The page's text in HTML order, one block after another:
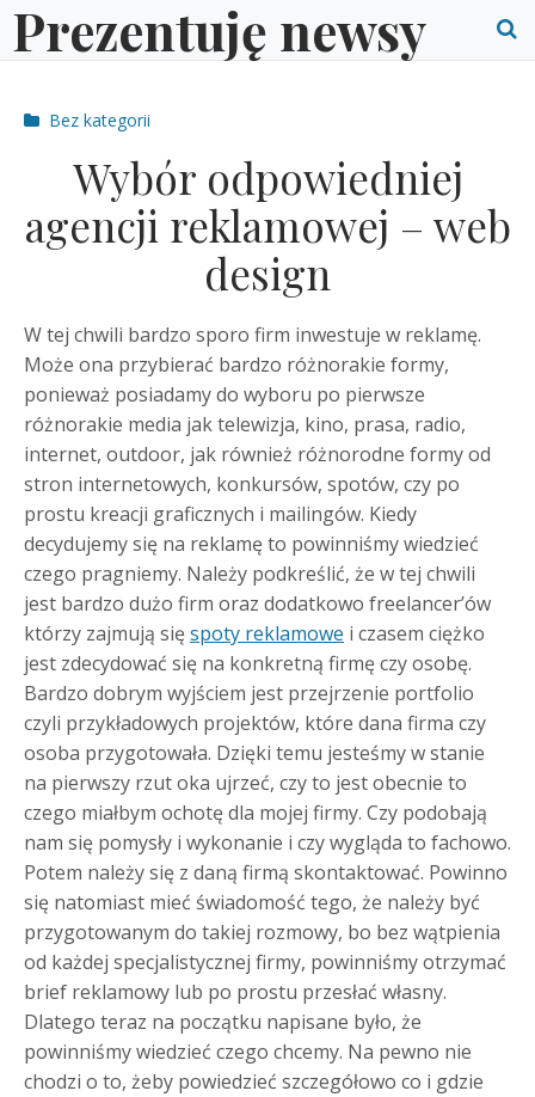
Skip
toPrezentuję newsy
Post
Bez kategorii
Wybór odpowiedniej
agencji reklamowej – web
design
W tej chwili bardzo sporo firm inwestuje w reklamę.
Może ona przybierać bardzo różnorakie formy,
ponieważ posiadamy do wyboru po pierwsze
różnorakie media jak telewizja, kino, prasa, radio,
internet, outdoor, jak również różnorodne formy od
stron internetowych, konkursów, spotów, czy po
prostu kreacji graficznych i mailingów. Kiedy
decydujemy się na reklamę to powinniśmy wiedzieć
czego pragniemy. Należy podkreślić, że w tej chwili
jest bardzo dużo firm oraz dodatkowo freelancer’ów
którzy zajmują sięspoty reklamowe i czasem ciężko
jest zdecydować się na konkretną firmę czy osobę.
Bardzo dobrym wyjściem jest przejrzenie portfolio
czyli przykładowych projektów, które dana firma czy
osoba przygotowała. Dzięki temu jesteśmy w stanie
na pierwszy rzut oka ujrzeć, czy to jest obecnie to
czego miałbym ochotę dla mojej firmy. Czy podobają
nam się pomysły i wykonanie i czy wygląda to fachowo.
Potem należy się z daną firmą skontaktować. Powinno
się natomiast mieć świadomość tego, że należy być
przygotowanym do takiej rozmowy, bo bez wątpienia
od każdej specjalistycznej firmy, powinniśmy otrzymać
brief reklamowy lub po prostu przesłać własny.
Dlatego teraz na początku napisane było, że
powinniśmy wiedzieć czego chcemy. Na pewno nie
chodzi o to, żeby powiedzieć szczegółowo co i gdzie